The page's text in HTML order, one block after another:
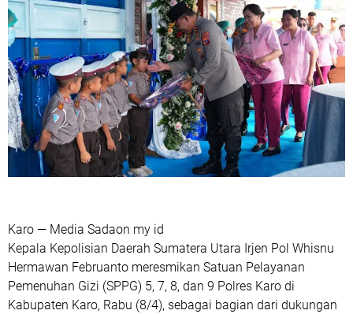
Karo — Media Sadaon my id
Kepala Kepolisian Daerah Sumatera Utara Irjen Pol Whisnu
Hermawan Februanto meresmikan Satuan Pelayanan
Pemenuhan Gizi (SPPG) 5, 7, 8, dan 9 Polres Karo di
Kabupaten Karo, Rabu (8/4), sebagai bagian dari dukungan